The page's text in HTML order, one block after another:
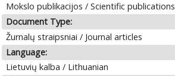
Mokslo publikacijos / Scientific publications
Document Type:
Žurnalų straipsniai / Journal articles
Language:
Lietuvių kalba / Lithuanian